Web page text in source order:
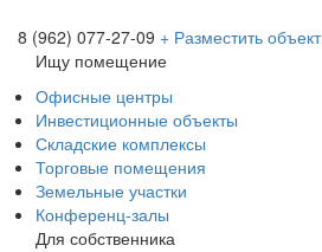
8 (962) 077-27-09 + Разместить объект
Ищу помещение
Офисные центры
Инвестиционные объекты
Складские комплексы
Торговые помещения
Земельные участки
Конференц-залы
Для собственника